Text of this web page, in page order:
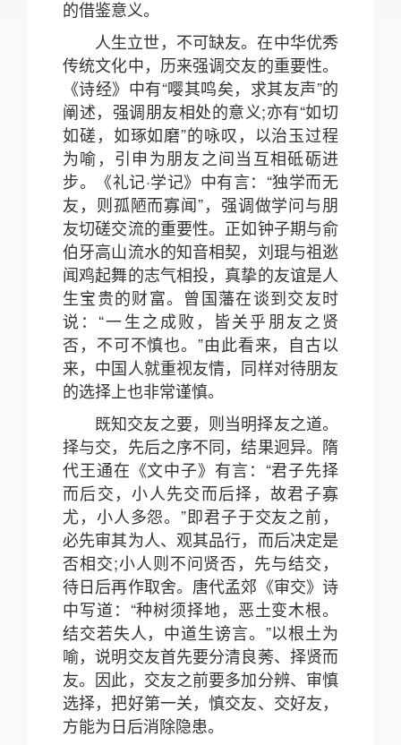
的借鉴意义。
人生立世，不可缺友。在中华优秀
传统文化中，历来强调交友的重要性。
《诗经》中有“嘤其鸣矣，求其友声”的
阐述，强调朋友相处的意义;亦有“如切
如磋，如琢如磨”的咏叹，以治玉过程
为喻，引申为朋友之间当互相砥砺进
步。《礼记·学记》中有言：“独学而无
友，则孤陋而寡闻”，强调做学问与朋
友切磋交流的重要性。正如钟子期与俞
伯牙高山流水的知音相契，刘琨与祖逖
闻鸡起舞的志气相投，真挚的友谊是人
生宝贵的财富。曾国藩在谈到交友时
说：“一生之成败，皆关乎朋友之贤
否，不可不慎也。”由此看来，自古以
来，中国人就重视友情，同样对待朋友
的选择上也非常谨慎。
既知交友之要，则当明择友之道。
择与交，先后之序不同，结果迥异。隋
代王通在《文中子》有言：“君子先择
而后交，小人先交而后择，故君子寡
尤，小人多怨。”即君子于交友之前，
必先审其为人、观其品行，而后决定是
否相交;小人则不问贤否，先与结交，
待日后再作取舍。唐代孟郊《审交》诗
中写道：“种树须择地，恶土变木根。
结交若失人，中道生谤言。”以根土为
喻，说明交友首先要分清良莠、择贤而
友。因此，交友之前要多加分辨、审慎
选择，把好第一关，慎交友、交好友，
方能为日后消除隐患。